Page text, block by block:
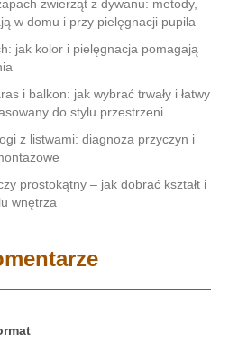
zwierząt z dywanu: metody,
w domu i przy pielęgnacji pupila
jak kolor i pielęgnacja pomagają
i balkon: jak wybrać trwały i łatwy
do stylu przestrzeni
z listwami: diagnoza przyczyn i
prostokątny – jak dobrać kształt i
wnętrza